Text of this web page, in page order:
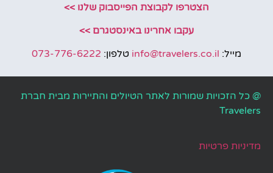
הצטרפו לקבוצת הפייסבוק שלנו >>
עקבו אחרינו באינסטגרם >>
מייל: info@travelers.co.il טלפון: 073-776-6222
@ כל הזכויות שמורות לאתר הטיולים והתיירות מבית חברת
Travelers
מדיניות פרטיות